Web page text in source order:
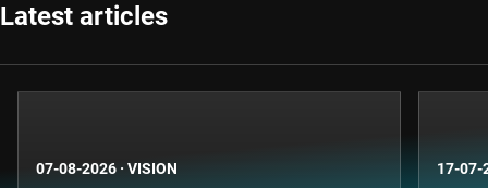
Latest articles
07-08-2026 · VISION 17-07-